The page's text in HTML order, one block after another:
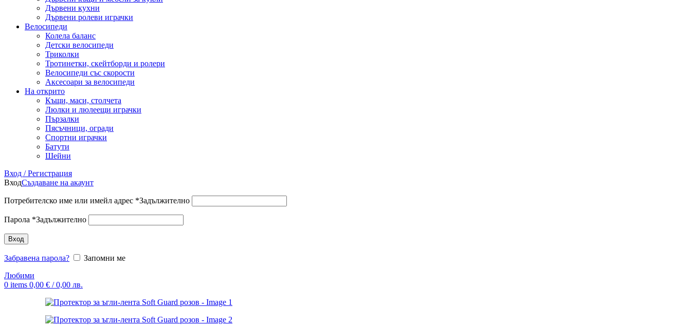
Дървени кухни
Дървени ролеви играчки
Велосипеди
Колела баланс
Детски велосипеди
Триколки
Тротинетки, скейтборди и ролери
Велосипеди със скорости
Аксесоари за велосипеди
На открито
Къщи, маси, столчета
Люлки и люлеещи играчки
Пързалки
Пясъчници, огради
Спортни играчки
Батути
Шейни
Вход / Регистрация
ВходСъздаване на акаунт
Потребителско име или имейл адрес *Задължително
Парола *Задължително
Вход
Забравена парола?
Запомни ме
Любими
0 items 0,00 € / 0,00 лв.